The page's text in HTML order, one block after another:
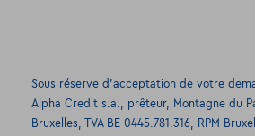
Sous réserve d’acceptation de votre
Alpha Credit s.a., prêteur, Montagne du
Bruxelles, TVA BE 0445.781.316, RPM